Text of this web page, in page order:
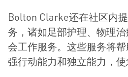
Bolton Clarke还在社区内
务，诸如足部护理、物理
会工作服务。这些服务将
强行动能力和独立能力，使